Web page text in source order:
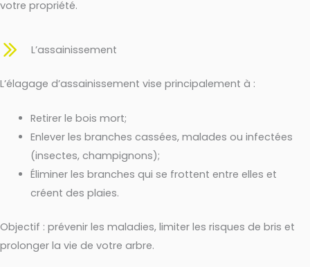
votre propriété.
L’assainissement
L’élagage d’assainissement vise principalement à :
Retirer le bois mort;
Enlever les branches cassées, malades ou infectées
(insectes, champignons);
Éliminer les branches qui se frottent entre elles et
créent des plaies.
Objectif : prévenir les maladies, limiter les risques de bris et
prolonger la vie de votre arbre.